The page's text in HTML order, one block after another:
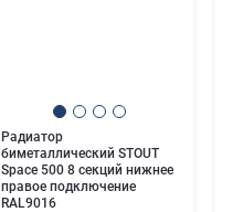
Радиатор
биметаллический STOUT
Space 500 8 секций нижнее
правое подключение
RAL9016